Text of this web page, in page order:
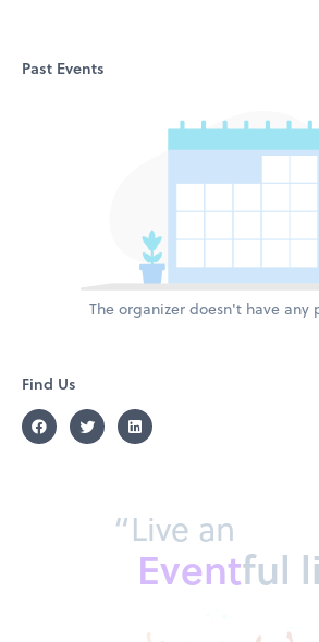
Past Events
The organizer doesn't have any
Find Us
“Live an
Eventful